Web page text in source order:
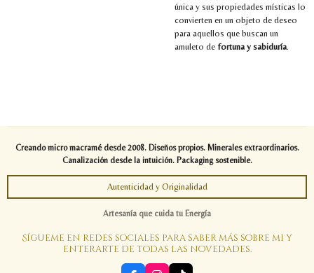
única y sus propiedades místicas lo
convierten en un objeto de deseo
para aquellos que buscan un
amuleto de fortuna y sabiduría.
Creando micro macramé desde 2008. Diseños propios. Minerales extraordinarios.
Canalización desde la intuición. Packaging sostenible.
Autenticidad y Originalidad
Artesanía que cuida tu Energía
Sígueme en redes sociales para saber más sobre mi y
enterarte de todas las novedades.